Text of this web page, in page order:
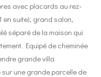
avec placards au rez-
en suite), grand salon,
séparé de la maison qui
Equipé de cheminée
grande villa
une grande parcelle de